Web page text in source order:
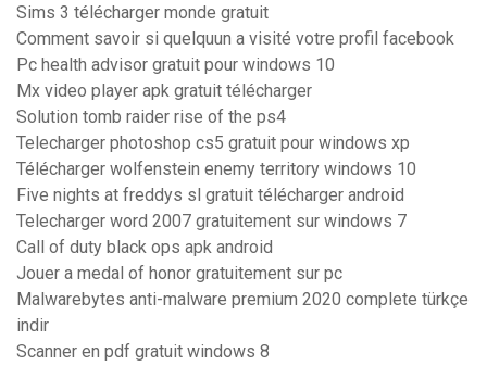
Sims 3 télécharger monde gratuit
Comment savoir si quelquun a visité votre profil facebook
Pc health advisor gratuit pour windows 10
Mx video player apk gratuit télécharger
Solution tomb raider rise of the ps4
Telecharger photoshop cs5 gratuit pour windows xp
Télécharger wolfenstein enemy territory windows 10
Five nights at freddys sl gratuit télécharger android
Telecharger word 2007 gratuitement sur windows 7
Call of duty black ops apk android
Jouer a medal of honor gratuitement sur pc
Malwarebytes anti-malware premium 2020 complete türkçe
indir
Scanner en pdf gratuit windows 8